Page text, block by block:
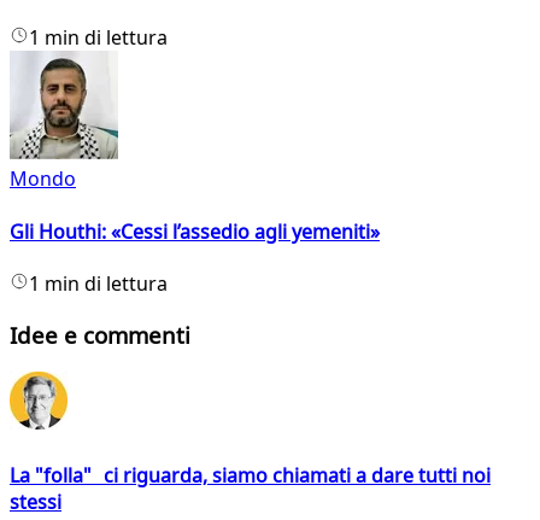
1 min di lettura
Mondo
Gli Houthi: «Cessi l’assedio agli yemeniti»
1 min di lettura
Idee e commenti
La "folla" ci riguarda, siamo chiamati a dare tutti noi
stessi